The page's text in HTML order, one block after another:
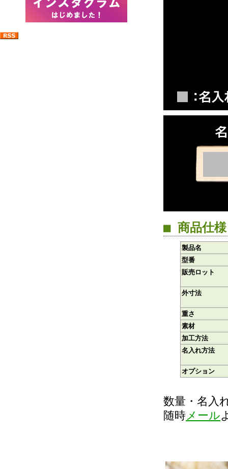
■ 商品仕様
製品名
型番
販売ロット
外寸法
重さ
素材
加工方法
名入れ方法
オプション
数量・名入
随時メール